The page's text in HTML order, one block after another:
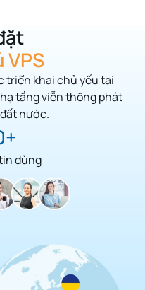
VPS
triển khai chủ yếu tại
tầng viễn thông phát
nước.
dùng